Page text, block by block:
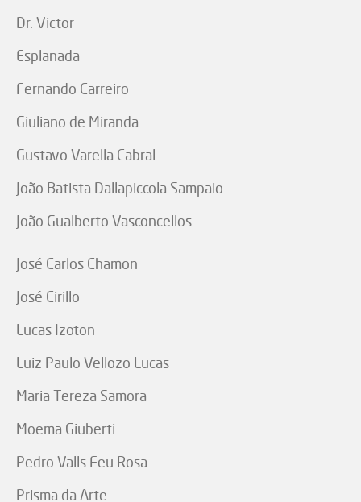
Dr. Victor
Esplanada
Fernando Carreiro
Giuliano de Miranda
Gustavo Varella Cabral
João Batista Dallapiccola Sampaio
João Gualberto Vasconcellos
José Carlos Chamon
José Cirillo
Lucas Izoton
Luiz Paulo Vellozo Lucas
Maria Tereza Samora
Moema Giuberti
Pedro Valls Feu Rosa
Prisma da Arte